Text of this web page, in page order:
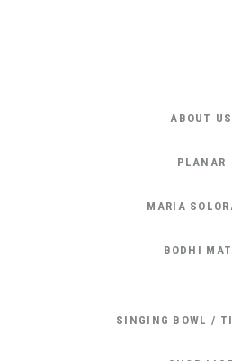
ABOUT US
PLANAR
MARIA
BODHI
SINGING BOWL /